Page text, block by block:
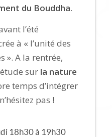
du Bouddha.
l’été
à « l’unité des
A la rentrée,
sur la nature
temps d’intégrer
pas !
18h30 à 19h30